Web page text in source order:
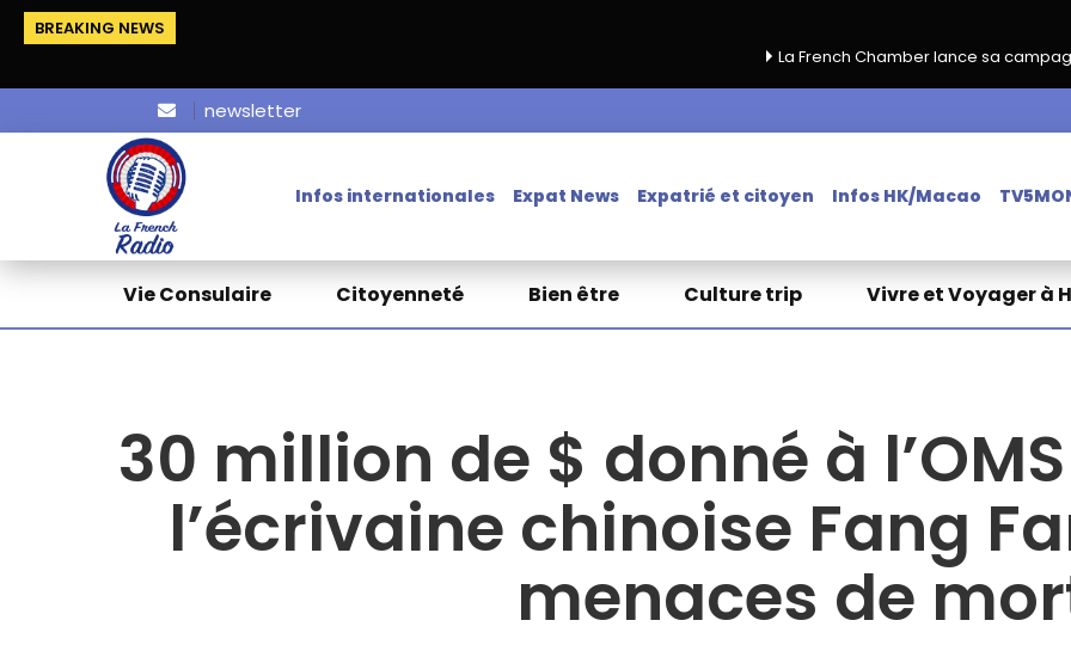
BREAKING NEWS
La French Chamber lance sa campagne de
newsletter
Infos internationales Expat News Expatrié et citoyen Infos HK/Macao
Vie Consulaire Citoyenneté Bien être Culture trip Vivre et Voyager à
30 million de $ donné à
l’écrivaine chinoise Fang
menaces de